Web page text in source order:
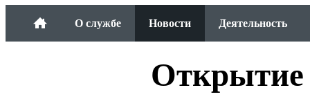
О службе Новости Деятельность